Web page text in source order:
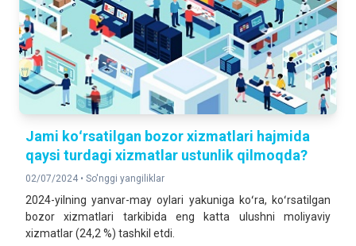
Jami koʻrsatilgan bozor xizmatlari hajmida
qaysi turdagi xizmatlar ustunlik qilmoqda?
02/07/2024 • So'nggi yangiliklar
2024-yilning yanvar-may oylari yakuniga koʻra, koʻrsatilgan
bozor xizmatlari tarkibida eng katta ulushni moliyaviy
xizmatlar (24,2 %) tashkil etdi.